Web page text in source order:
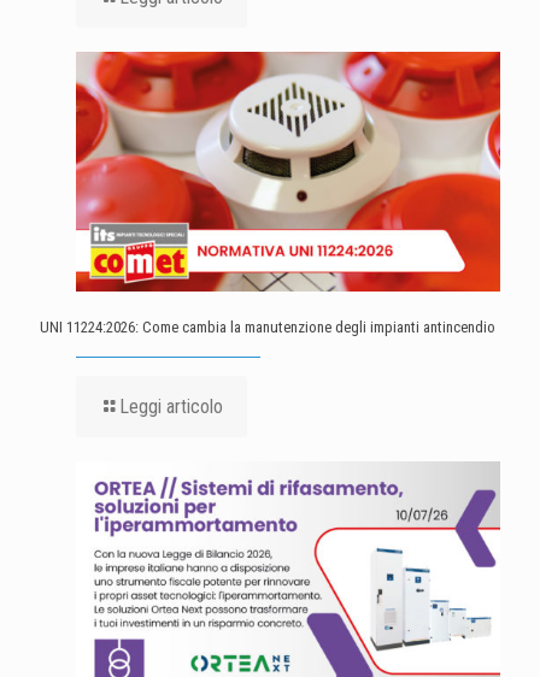
UNI 11224:2026: Come cambia la manutenzione degli impianti antincendio
Leggi articolo